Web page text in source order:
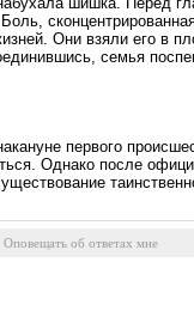
Они взяли его в
семья
первого
Однако после